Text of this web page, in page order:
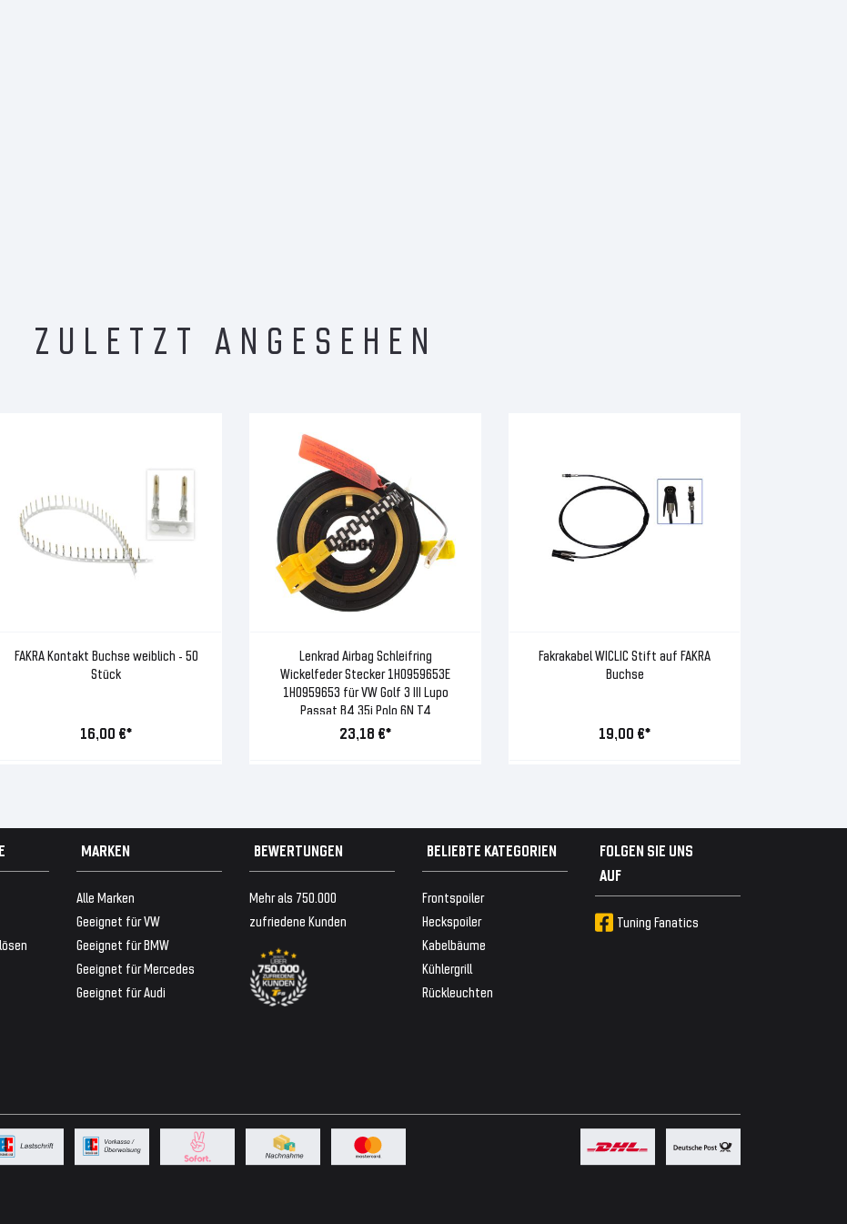
ZULETZT ANGESEHEN
FAKRA Kontakt Buchse weiblich - 50
Stück
16,00 €*
Lenkrad Airbag Schleifring
Wickelfeder Stecker 1H0959653E
1H0959653 für VW Golf 3 III Lupo
Passat B4 35i Polo 6N T4
23,18 €*
Fakrakabel WICLIC Stift auf FAKRA
Buchse
19,00 €*
MARKEN
Alle Marken
Geeignet für VW
Geeignet für BMW
Geeignet für Mercedes
Geeignet für Audi
BEWERTUNGEN
Mehr als 750.000
zufriedene Kunden
BELIEBTE KATEGORIEN
Frontspoiler
Heckspoiler
Kabelbäume
Kühlergrill
Rückleuchten
FOLGEN SIE UNS
AUF
Tuning Fanatics